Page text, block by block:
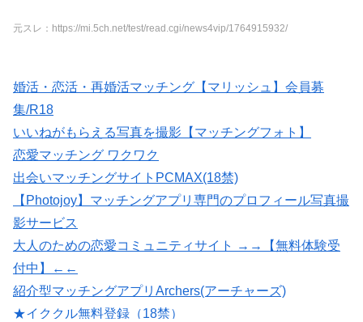
元スレ：https://mi.5ch.net/test/read.cgi/news4vip/1764915932/
婚活・恋活・再婚活マッチング【マリッシュ】会員募
集/R18
いいねがもらえる写真を撮影【マッチングフォト】
恋愛マッチング ワクワク
出会いマッチングサイトPCMAX(18禁)
【Photojoy】マッチングアプリ専門のプロフィール写真撮
影サービス
大人のための恋愛コミュニティサイト →→【無料体験受
付中】←←
紹介型マッチングアプリArchers(アーチャーズ)
★イククル無料登録（18禁）